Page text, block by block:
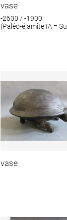
vase
-2600 / -1900
(Paléo-élamite IA =
vase